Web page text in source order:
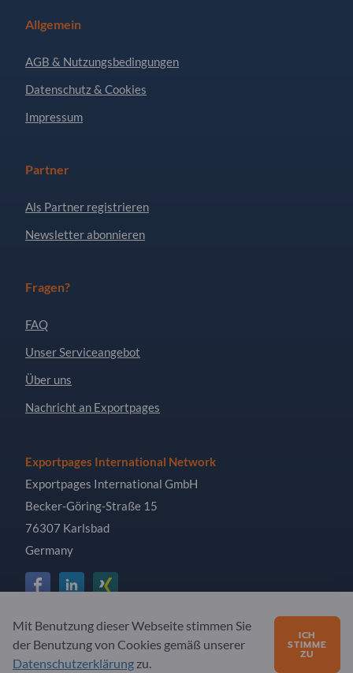
Allgemein
AGB & Nutzungsbedingungen
Datenschutz & Cookies
Impressum
Partner
Als Partner registrieren
Newsletter abonnieren
Fragen?
FAQ
Unser Serviceangebot
Über uns
Nachricht an Exportpages
Exportpages International Network
Exportpages International GmbH
Becker-Göring-Straße 15
76307 Karlsbad
Germany
Copyright © 2026 Exportpages International GmbH. Alle
Rechte vorbehalten.
Mit Benutzung dieser Webseite stimmen Sie
der Benutzung von Cookies gemäß unserer
Datenschutzerklärung zu.
ICH
STIMME
ZU